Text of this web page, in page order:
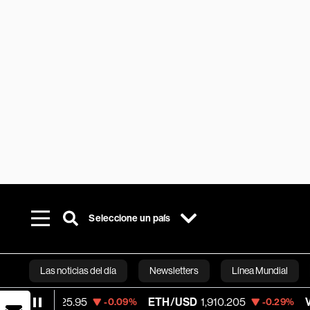
Seleccione un país
Las noticias del día Newsletters Línea Mundial
Bloomberg
-0.09% ETH/USD 1,910.205 -0.29% Visa